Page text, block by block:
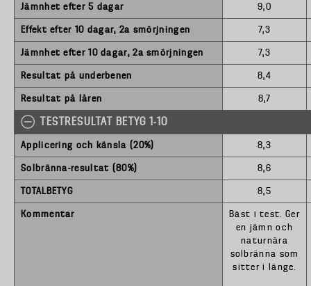
Jämnhet efter 5 dagar
Effekt efter 10 dagar, 2a smörjningen
Jämnhet efter 10 dagar, 2a smörjningen
Resultat på underbenen
Resultat på låren
TESTRESULTAT BETYG 1-10
Applicering och känsla (20%)
Solbränna-resultat (80%)
TOTALBETYG
Kommentar
9,0
7,3
7,3
8,4
8,7
8,3
8,6
8,5
Bäst i test. Ger
en jämn och
naturnära
solbränna som
sitter i länge.